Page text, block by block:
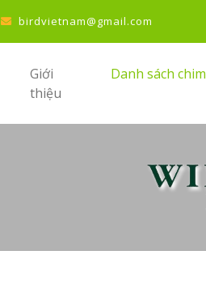
birdvietnam@gmail.com
Giới
thiệu
Danh sách chim